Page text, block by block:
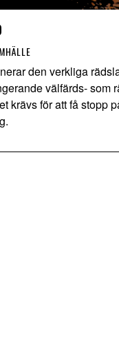
den verkliga
välfärds- som
krävs för att få stopp